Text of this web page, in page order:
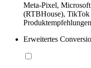
Meta-Pixel,
(RTBHouse),
Erweitertes